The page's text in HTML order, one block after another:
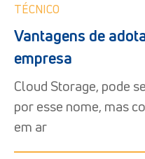
TÉCNICO
Vantagens de
empresa
Cloud Storage, pode
por esse nome, mas
em ar